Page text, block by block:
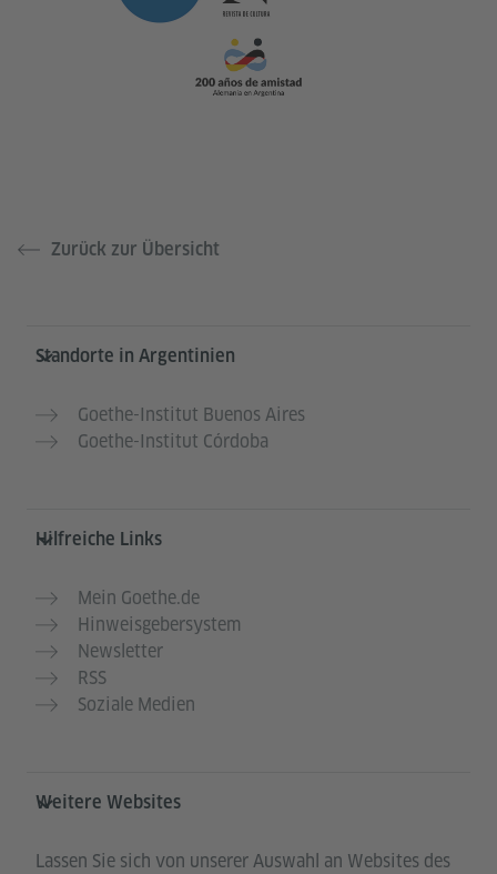
Zurück zur Übersicht
Service- und Informationsbereich
Standorte in Argentinien
Goethe-Institut Buenos Aires
Goethe-Institut Córdoba
Hilfreiche Links
Mein Goethe.de
Hinweisgebersystem
Newsletter
RSS
Soziale Medien
Weitere Websites
Lassen Sie sich von unserer Auswahl an Websites des